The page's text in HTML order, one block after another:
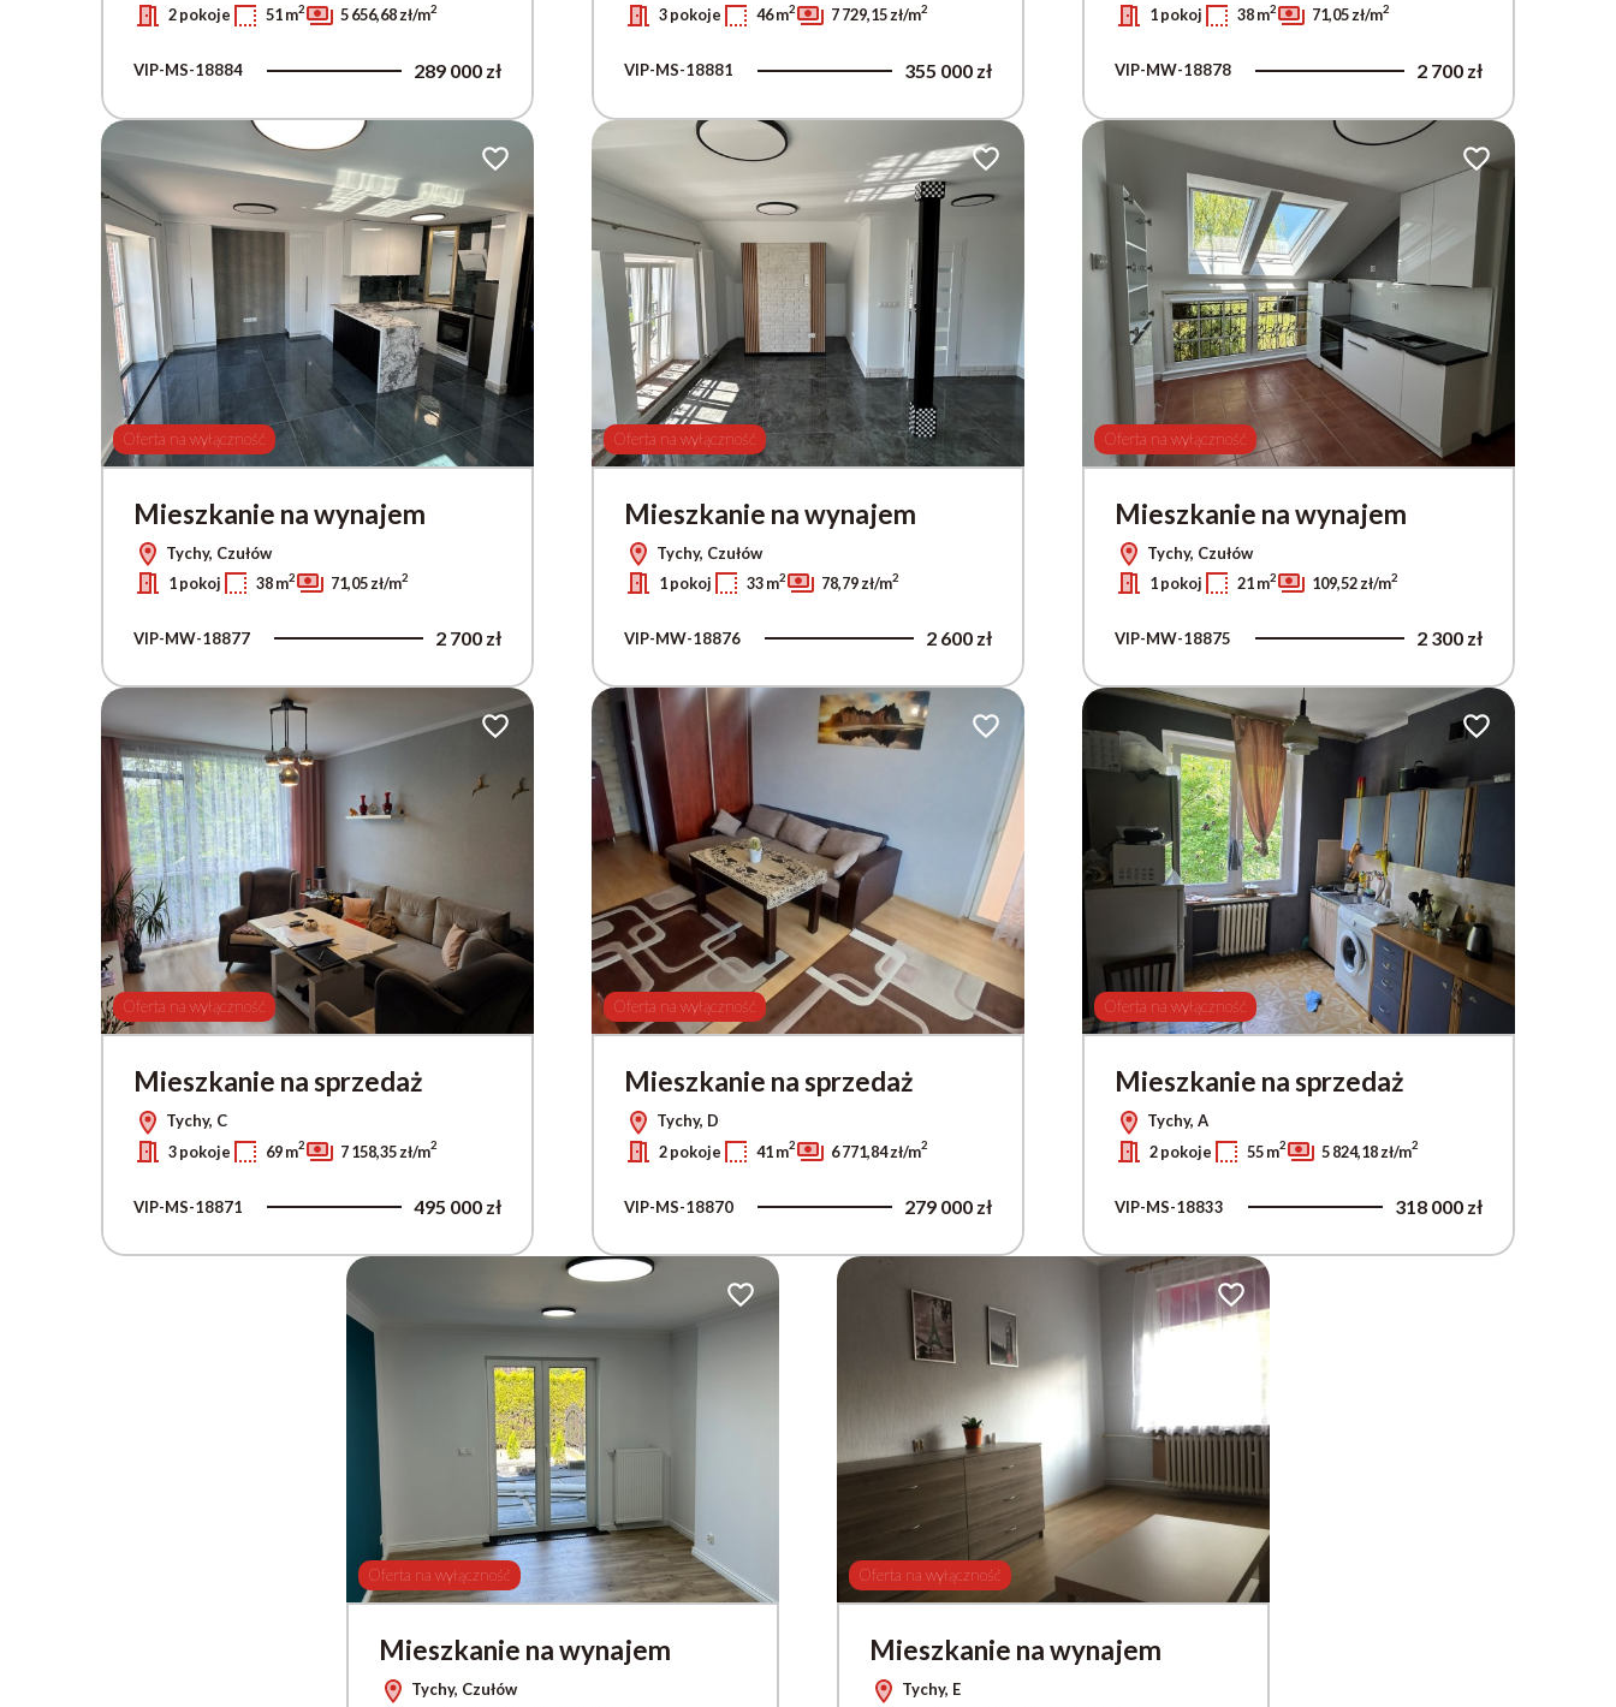
2 pokoje
51 m2 5 656,68 zł/m2
VIP-MS-18884 289 000 zł
3 pokoje
46 m2 7 729,15 zł/m2
VIP-MS-18881 355 000 zł
1 pokoj
38 m2 71,05 zł/m2
VIP-MW-18878 2 700 zł
Oferta na wyłączność
Dodaj do ulubionych
Mieszkanie na wynajem
Tychy, Czułów
1 pokoj
38 m2 71,05 zł/m2
VIP-MW-18877 2 700 zł
Oferta na wyłączność
Dodaj do ulubionych
Mieszkanie na wynajem
Tychy, Czułów
1 pokoj
33 m2 78,79 zł/m2
VIP-MW-18876 2 600 zł
Oferta na wyłączność
Dodaj do ulubionych
Mieszkanie na wynajem
Tychy, Czułów
1 pokoj
21 m2 109,52 zł/m2
VIP-MW-18875 2 300 zł
Oferta na wyłączność
Dodaj do ulubionych
Mieszkanie na sprzedaż
Tychy, C
3 pokoje
69 m2 7 158,35 zł/m2
VIP-MS-18871 495 000 zł
Oferta na wyłączność
Dodaj do ulubionych
Mieszkanie na sprzedaż
Tychy, D
2 pokoje
41 m2 6 771,84 zł/m2
VIP-MS-18870 279 000 zł
Oferta na wyłączność
Dodaj do ulubionych
Mieszkanie na sprzedaż
Tychy, A
2 pokoje
55 m2 5 824,18 zł/m2
VIP-MS-18833 318 000 zł
Oferta na wyłączność
Dodaj do ulubionych
Mieszkanie na wynajem
Tychy, Czułów
Oferta na wyłączność
Dodaj do ulubionych
Mieszkanie na wynajem
Tychy, E